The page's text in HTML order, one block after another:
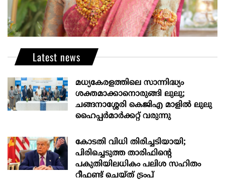
Latest news
മധ്യകേരളത്തിലെ സാന്നിദ്ധ്യം
ശക്തമാക്കാനൊരുങ്ങി ലുലു;
ചങ്ങനാശ്ശേരി കെജിഎ മാളിൽ ലുലു
ഹൈപ്പർമാർക്കറ്റ് വരുന്നു
കോടതി വിധി തിരിച്ചടിയായി;
പിരിച്ചെടുത്ത താരിഫിന്‍റെ
പകുതിയിലധികം പലിശ സഹിതം
റീഫണ്ട് ചെയ്ത് ട്രംപ്